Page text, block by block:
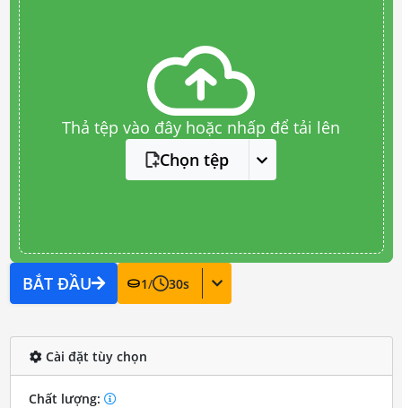
Thả tệp vào đây hoặc nhấp để tải lên
Chọn tệp
BẮT ĐẦU 1/ 30s
Cài đặt tùy chọn
Chất lượng: